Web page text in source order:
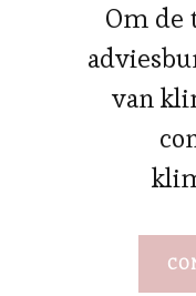
Om de
van